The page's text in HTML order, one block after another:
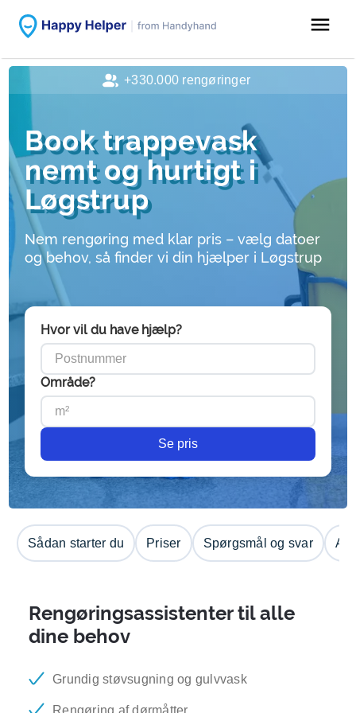
menu
Book trappevask
nemt og hurtigt i
Løgstrup
Nem rengøring med klar pris – vælg datoer
og behov, så finder vi din hjælper i Løgstrup
Hvor vil du have hjælp?
Område?
Se pris
Sådan starter du Priser Spørgsmål og svar
Rengøringsassistenter til alle
dine behov
Grundig støvsugning og gulvvask
Rengøring af dørmåtter
+330.000 rengøringer